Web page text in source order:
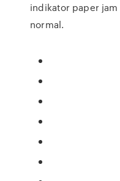
indikator paper
normal.